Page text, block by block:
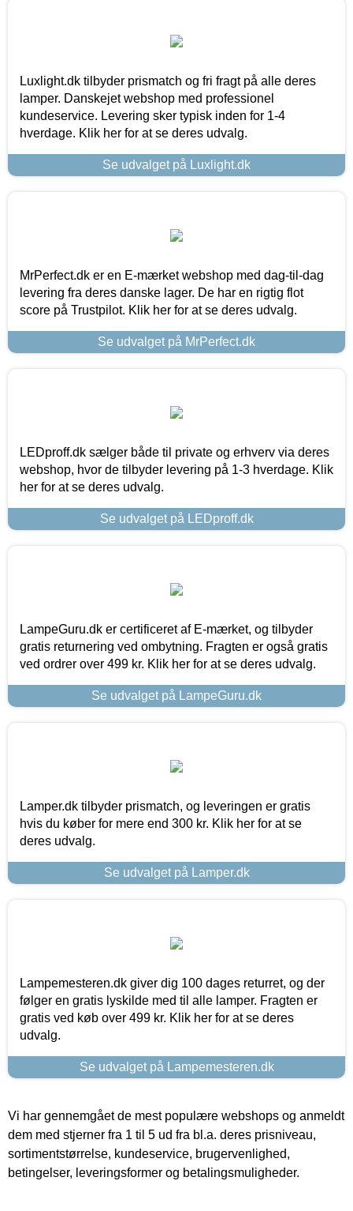
Luxlight.dk tilbyder prismatch og fri fragt på alle deres
lamper. Danskejet webshop med professionel
kundeservice. Levering sker typisk inden for 1-4
hverdage. Klik her for at se deres udvalg.
Se udvalget på Luxlight.dk
MrPerfect.dk er en E-mærket webshop med dag-til-dag
levering fra deres danske lager. De har en rigtig flot
score på Trustpilot. Klik her for at se deres udvalg.
Se udvalget på MrPerfect.dk
LEDproff.dk sælger både til private og erhverv via deres
webshop, hvor de tilbyder levering på 1-3 hverdage. Klik
her for at se deres udvalg.
Se udvalget på LEDproff.dk
LampeGuru.dk er certificeret af E-mærket, og tilbyder
gratis returnering ved ombytning. Fragten er også gratis
ved ordrer over 499 kr. Klik her for at se deres udvalg.
Se udvalget på LampeGuru.dk
Lamper.dk tilbyder prismatch, og leveringen er gratis
hvis du køber for mere end 300 kr. Klik her for at se
deres udvalg.
Se udvalget på Lamper.dk
Lampemesteren.dk giver dig 100 dages returret, og der
følger en gratis lyskilde med til alle lamper. Fragten er
gratis ved køb over 499 kr. Klik her for at se deres
udvalg.
Se udvalget på Lampemesteren.dk
Vi har gennemgået de mest populære webshops og anmeldt
dem med stjerner fra 1 til 5 ud fra bl.a. deres prisniveau,
sortimentstørrelse, kundeservice, brugervenlighed,
betingelser, leveringsformer og betalingsmuligheder.